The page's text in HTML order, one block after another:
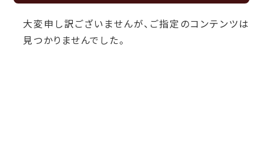
大変申し訳ございませんが、ご指定のコンテンツは
見つかりませんでした。